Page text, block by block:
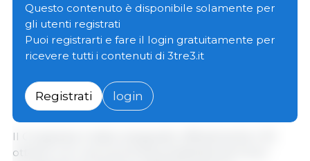
ministro del Ministero dell'Economia, dell'Industria e
del Commercio del Costa Rica. Durante
l'inaugurazione, Gabriela Brenes, Direttrice Esecutiva
di CAPORC, e Adriana Peña, Direttrice Tecnica di 333
dell'evento nel rafforzamento dell'industria suina
nella regione.
Il Congresso è stato inaugurato ufficialmente il 30
ottobre con una cerimonia presieduta da Víctor
Questo contenuto è disponibile solamente per
gli utenti registrati
Puoi registrarti e fare il login gratuitamente per
ricevere tutti i contenuti di 3tre3.it
Registrati login